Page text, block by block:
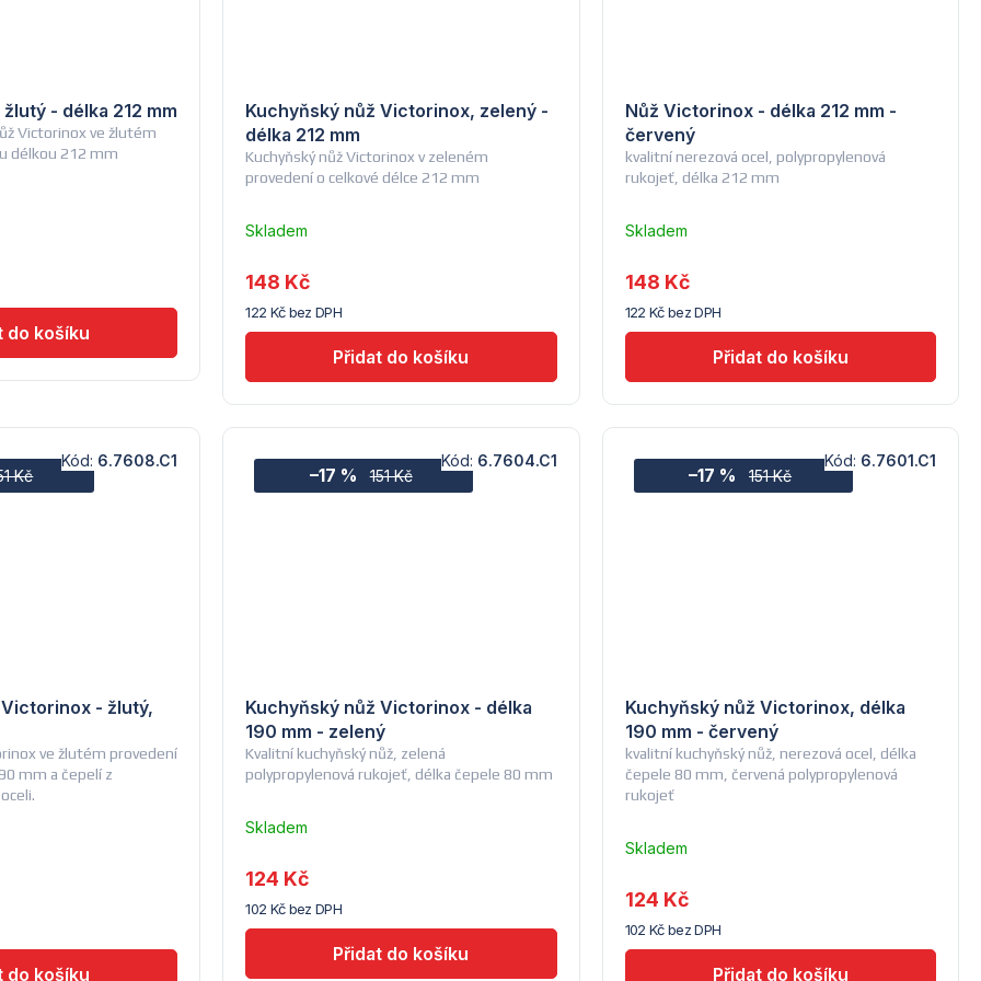
Victorinox ve žlutém
délkou 212 mm
- délka 212 mm
Kuchyňský nůž Victorinox v zeleném
provedení o celkové délce 212 mm
Kuchyňský nůž Victorinox, zelený -
délka 212 mm
Skladem
dodavatele
(7) -
Hendi
122 Kč bez DPH
148 Kč
kvalitní nerezová ocel, polypropylenová
rukojeť, délka 212 mm
Nůž Victorinox - délka 212 mm -
červený
Skladem
dodavatele
(7) -
Hendi
122 Kč bez DPH
148 Kč
Kč
ve žlutém provedení
mm a čepelí z
- žlutý,
Kód: 6.7608.C1
151 Kč
–17 %
Kvalitní kuchyňský nůž, zelená
polypropylenová rukojeť, délka čepele 80 mm
Kuchyňský nůž Victorinox - délka
190 mm - zelený
Skladem
dodavatele
(7) -
Hendi
102 Kč bez DPH
124 Kč
Kód: 6.7604.C1
151 Kč
–17 %
kvalitní kuchyňský nůž, nerezová ocel, délka
čepele 80 mm, červená polypropylenová
rukojeť
Kuchyňský nůž Victorinox, délka
190 mm - červený
Skladem
dodavatele
(7) -
Hendi
102 Kč bez DPH
124 Kč
Kód: 6.7601.C1